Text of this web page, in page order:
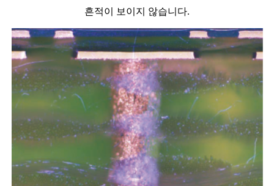
흔적이 보이지 않습니다.